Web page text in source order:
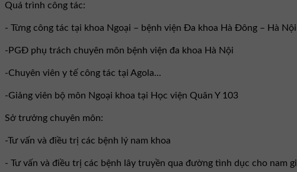
Quá trình công tác:
- Từng công tác tại khoa Ngoại – bệnh viện Đa khoa Hà Đông – Hà Nội
-PGĐ phụ trách chuyên môn bệnh viện đa khoa Hà Nội
-Chuyên viên y tế công tác tại Agola...
-Giảng viên bộ môn Ngoại khoa tại Học viện Quân Y 103
Sở trưởng chuyên môn:
-Tư vấn và điều trị các bệnh lý nam khoa
- Tư vấn và điều trị các bệnh lây truyền qua đường tình dục cho nam